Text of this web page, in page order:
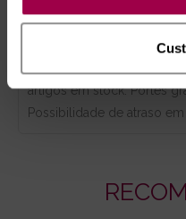
- *Entrega em 24 horas
Após as 16:00 h, a sua
artigos em stock. Portes
Possibilidade de atraso em